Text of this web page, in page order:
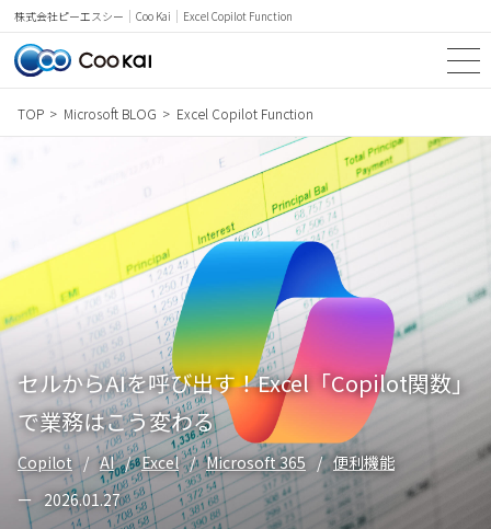
株式会社ピーエスシー Coo Kai Excel Copilot Function
TOP
NEWS & TOPICS
Microsoft BLOG
PRICE
CASE STUDY
WORDS
COMPANY
TOP Microsoft BLOG Excel Copilot Function
セルからAIを呼び出す！Excel「Copilot関数」
で業務はこう変わる
Copilot AI Excel Microsoft 365
便利機能
2026.01.27